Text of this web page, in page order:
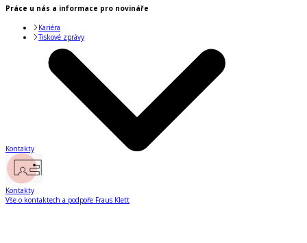
Práce u nás a informace pro novináře
Kariéra
Tiskové zprávy
Kontakty
Kontakty
Vše o kontaktech a podpoře Fraus Klett